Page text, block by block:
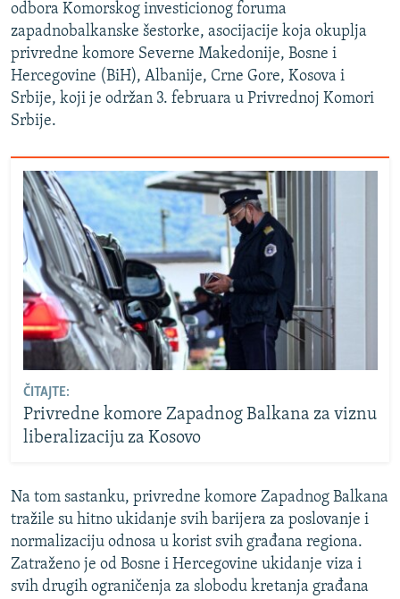
odbora Komorskog investicionog foruma
zapadnobalkanske šestorke, asocijacije koja okuplja
privredne komore Severne Makedonije, Bosne i
Hercegovine (BiH), Albanije, Crne Gore, Kosova i
Srbije, koji je održan 3. februara u Privrednoj Komori
Srbije.
ČITAJTE:
Privredne komore Zapadnog Balkana za viznu
liberalizaciju za Kosovo
Na tom sastanku, privredne komore Zapadnog Balkana
tražile su hitno ukidanje svih barijera za poslovanje i
normalizaciju odnosa u korist svih građana regiona.
Zatraženo je od Bosne i Hercegovine ukidanje viza i
svih drugih ograničenja za slobodu kretanja građana